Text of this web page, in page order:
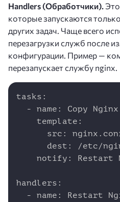
Handlers (Обработчики). Это
которые запускаются
других задач. Чаще всего
перезагрузки служб после
конфигурации. Пример —
перезапускает службу nginx.
tasks:
- name: Copy
    template:
src:
dest: /etc/
notify: Restart
handlers:
- name: Restart